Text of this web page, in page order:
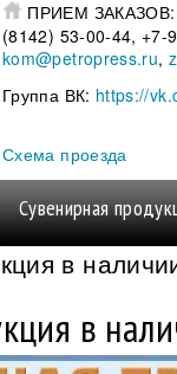
ПРИЕМ
(8142) 53-00-44,
kom@petropress.ru,
Группа ВК: https://
Схема проезда
Сувенирная
в
в